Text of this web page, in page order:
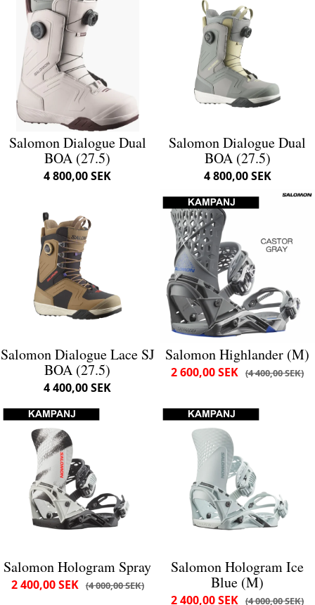
Salomon Dialogue Dual
BOA (27.5)
4 800,00 SEK
Salomon Dialogue Dual
BOA (27.5)
4 800,00 SEK
Salomon Dialogue Lace SJ
BOA (27.5)
4 400,00 SEK
Salomon Highlander (M)
4 400,00 SEK
2 600,00 SEK
Salomon Hologram Spray
4 000,00 SEK
2 400,00 SEK
Salomon Hologram Ice
Blue (M)
4 000,00 SEK
2 400,00 SEK